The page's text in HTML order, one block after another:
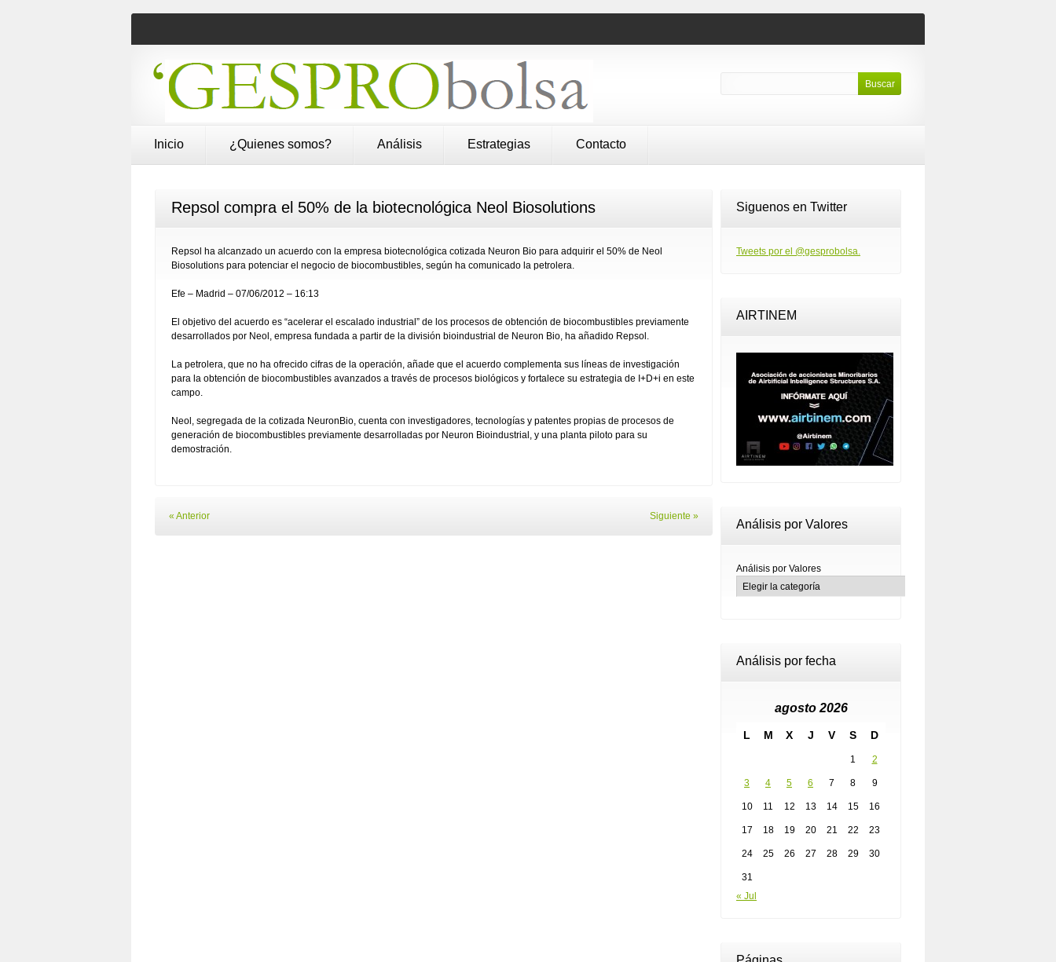
Inicio ¿Quienes somos? Análisis Estrategias Contacto
Repsol compra el 50% de la biotecnológica Neol Biosolutions
Repsol ha alcanzado un acuerdo con la empresa biotecnológica cotizada Neuron Bio para adquirir el 50% de Neol
Biosolutions para potenciar el negocio de biocombustibles, según ha comunicado la petrolera.
Efe – Madrid – 07/06/2012 – 16:13
El objetivo del acuerdo es “acelerar el escalado industrial” de los procesos de obtención de biocombustibles previamente
desarrollados por Neol, empresa fundada a partir de la división bioindustrial de Neuron Bio, ha añadido Repsol.
La petrolera, que no ha ofrecido cifras de la operación, añade que el acuerdo complementa sus líneas de investigación
para la obtención de biocombustibles avanzados a través de procesos biológicos y fortalece su estrategia de I+D+i en este
campo.
Neol, segregada de la cotizada NeuronBio, cuenta con investigadores, tecnologías y patentes propias de procesos de
generación de biocombustibles previamente desarrolladas por Neuron Bioindustrial, y una planta piloto para su
demostración.
« Anterior Siguiente »
Siguenos en Twitter
Tweets por el @gesprobolsa.
AIRTINEM
Análisis por Valores
Análisis por Valores
Análisis por fecha
agosto 2026
L M X J V S D
1 2
3 4 5 6 7 8 9
10 11 12 13 14 15 16
17 18 19 20 21 22 23
24 25 26 27 28 29 30
31
« Jul